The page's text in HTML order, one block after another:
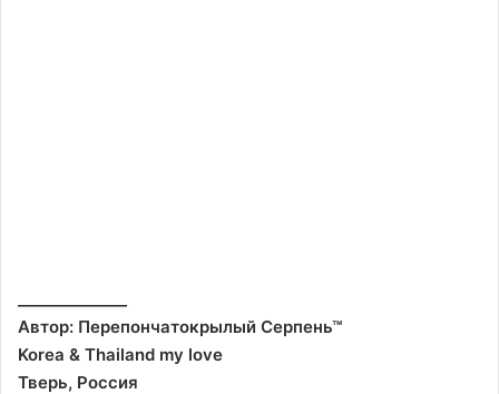
Автор: Перепончатокрылый Серпень™
Korea & Thailand my love
Тверь, Россия